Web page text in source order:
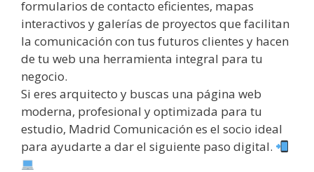
formularios de contacto eficientes, mapas
interactivos y galerías de proyectos que facilitan
la comunicación con tus futuros clientes y hacen
de tu web una herramienta integral para tu
negocio.
Si eres arquitecto y buscas una página web
moderna, profesional y optimizada para tu
estudio, Madrid Comunicación es el socio ideal
para ayudarte a dar el siguiente paso digital.